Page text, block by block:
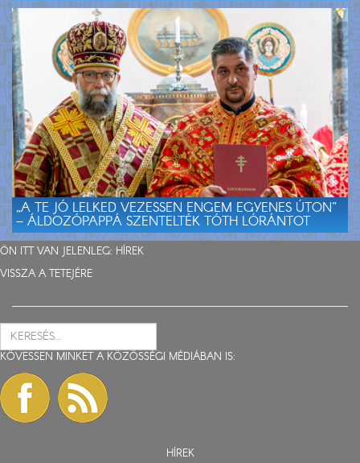
„A TE JÓ LELKED VEZESSEN ENGEM EGYENES ÚTON”
– ÁLDOZÓPAPPÁ SZENTELTÉK TÓTH LÓRÁNTOT
ÖN ITT VAN JELENLEG: HÍREK
VISSZA A TETEJÉRE
KÖVESSEN MINKET A KÖZÖSSÉGI MÉDIÁBAN IS:
HÍREK